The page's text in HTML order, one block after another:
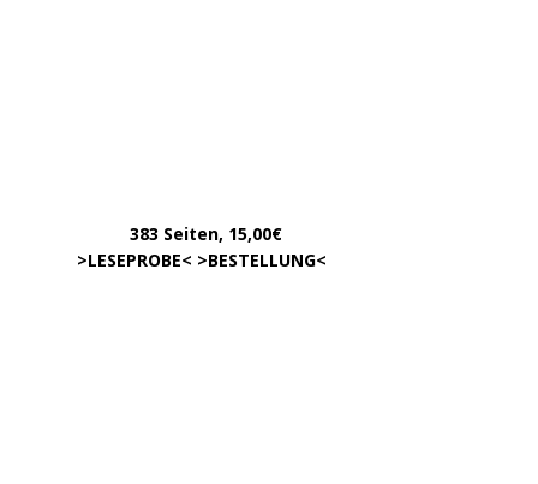
383 Seiten, 15,00€
>LESEPROBE< >BESTELLUNG<